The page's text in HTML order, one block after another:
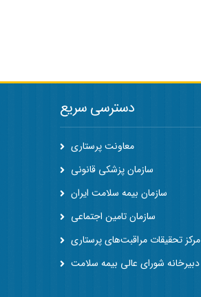
دسترسی سریع
معاونت پرستاری
سازمان پزشکی قانونی
سازمان بیمه سلامت ایران
سازمان تامین اجتماعی
مرکز تحقیقات مراقبت‌های پرستاری
دبیرخانه شورای عالی بیمه سلامت